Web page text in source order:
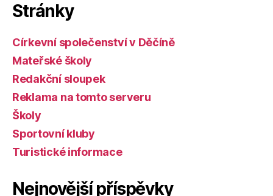
Stránky
Církevní společenství v Děčíně
Mateřské školy
Redakční sloupek
Reklama na tomto serveru
Školy
Sportovní kluby
Turistické informace
Nejnovější příspěvky